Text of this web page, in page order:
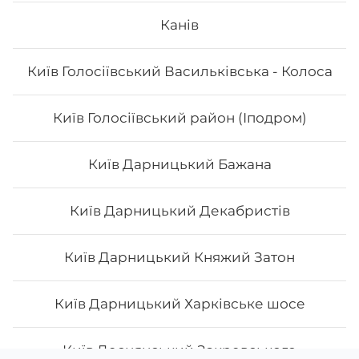
Канів
Київ Голосіївський Васильківська - Колоса
Київ Голосіївський район (Іподром)
Київ Дарницький Бажана
Київ Дарницький Декабристів
Київ Дарницький Княжий Затон
Київ Дарницький Харківське шосе
Київ Деснянський Закревського